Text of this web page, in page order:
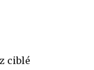
ciblé